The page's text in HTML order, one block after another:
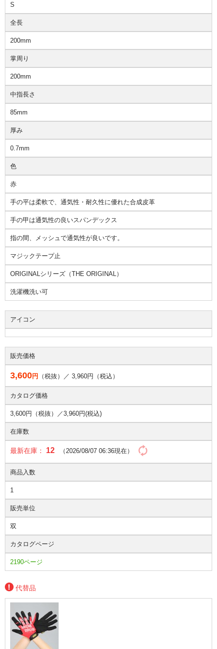
S
全長
200mm
掌周り
200mm
中指長さ
85mm
厚み
0.7mm
色
赤
手の平は柔軟で、通気性・耐久性に優れた合成皮革
手の甲は通気性の良いスパンデックス
指の間、メッシュで通気性が良いです。
マジックテープ止
ORIGINALシリーズ（THE ORIGINAL）
洗濯機洗い可
アイコン
販売価格
3,600円 （税抜）／ 3,960円（税込）
カタログ価格
3,600円（税抜）／3,960円(税込)
在庫数
最新在庫： 12 （2026/08/07 06:36現在）
商品入数
1
販売単位
双
カタログページ
2190ページ
代替品